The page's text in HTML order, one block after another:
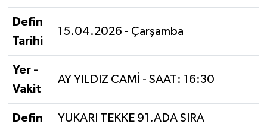
Defin
Tarihi
15.04.2026 - Çarşamba
Yer -
Vakit
AY YILDIZ CAMİ - SAAT: 16:30
Defin
YUKARI TEKKE 91.ADA SIRA